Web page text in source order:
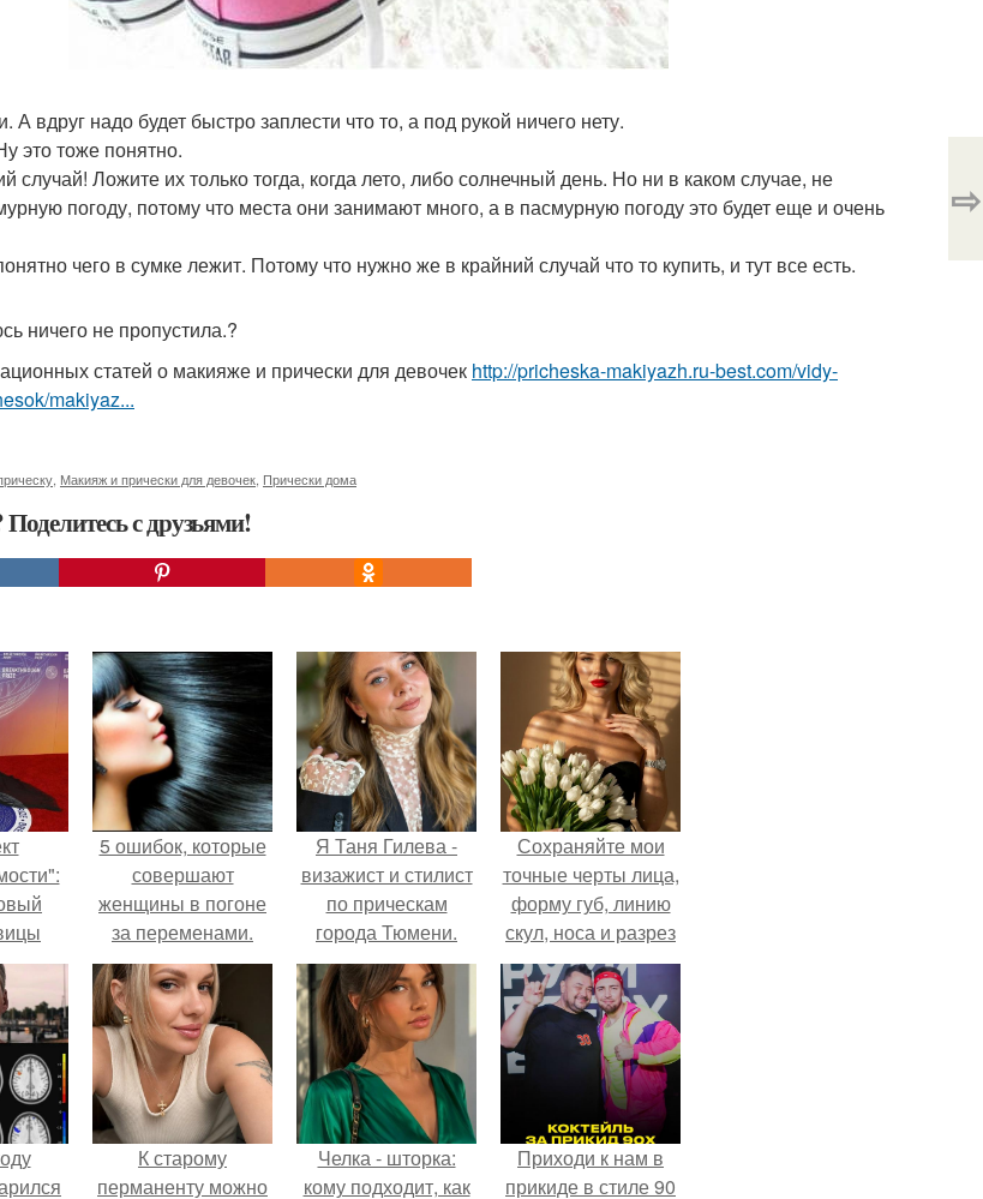
А вдруг надо будет быстро заплести что то, а под рукой ничего нету.
это тоже понятно.
случай! Ложите их только тогда, когда лето, либо солнечный день. Но ни в каком случае, не
погоду, потому что места они занимают много, а в пасмурную погоду это будет еще и очень
чего в сумке лежит. Потому что нужно же в крайний случай что то купить, и тут все есть.
ничего не пропустила.?
статей о макияже и прически для девочек http://pricheska-makiyazh.ru-best.com/vidy-
makiyaz...
Макияж и прически для девочек Прически дома
с друзьями!
⇨
о
5 ошибок, которые
совершают
женщины в погоне
за переменами.
Я Таня Гилева -
визажист и стилист
по прическам
города Тюмени.
Сохраняйте мои
точные черты лица,
форму губ, линию
скул, носа и разрез
глаз.
К старому
перманенту можно
Челка - шторка:
кому подходит, как
Приходи к нам в
прикиде в стиле 90